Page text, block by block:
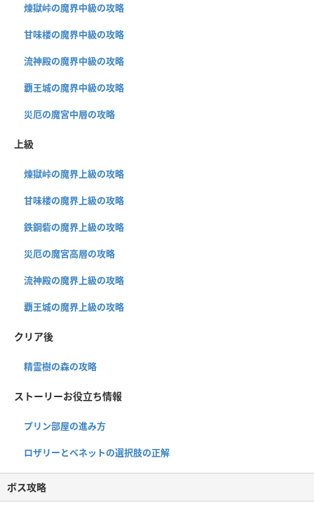
煉獄峠の魔界中級の攻略
甘味楼の魔界中級の攻略
流神殿の魔界中級の攻略
覇王城の魔界中級の攻略
災厄の魔宮中層の攻略
上級
煉獄峠の魔界上級の攻略
甘味楼の魔界上級の攻略
鉄鋼砦の魔界上級の攻略
災厄の魔宮高層の攻略
流神殿の魔界上級の攻略
覇王城の魔界上級の攻略
クリア後
精霊樹の森の攻略
ストーリーお役立ち情報
プリン部屋の進み方
ロザリーとベネットの選択肢の正解
ボス攻略